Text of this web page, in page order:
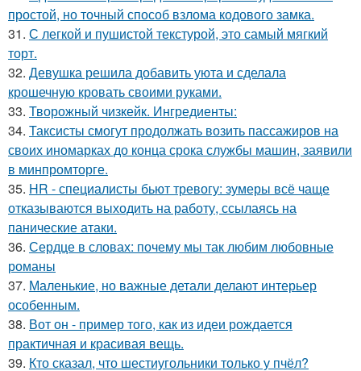
простой, но точный способ взлома кодового замка.
31. С легкой и пушистой текстурой, это самый мягкий
торт.
32. Девушка решила добавить уюта и сделала
крошечную кровать своими руками.
33. Творожный чизкейк. Ингредиенты:
34. Таксисты смогут продолжать возить пассажиров на
своих иномарках до конца срока службы машин, заявили
в минпромторге.
35. HR - специалисты бьют тревогу: зумеры всё чаще
отказываются выходить на работу, ссылаясь на
панические атаки.
36. Сердце в словах: почему мы так любим любовные
романы
37. Маленькие, но важные детали делают интерьер
особенным.
38. Вот он - пример того, как из идеи рождается
практичная и красивая вещь.
39. Кто сказал, что шестиугольники только у пчёл?